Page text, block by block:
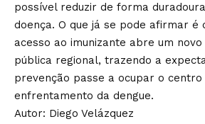
possível reduzir de forma
doença. O que já se pode afirmar é
acesso ao imunizante abre um
pública regional, trazendo a
prevenção passe a ocupar o
enfrentamento da dengue.
Autor: Diego Velázquez